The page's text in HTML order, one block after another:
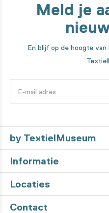
Meld je
En blijf op de hoogte
by TextielMuseum
Informatie
Locaties
Contact